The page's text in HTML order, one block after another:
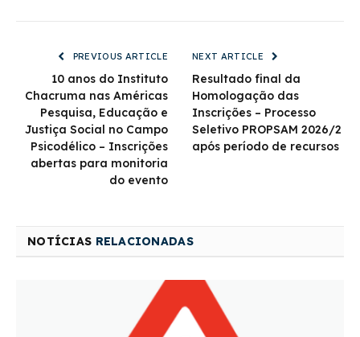
PREVIOUS ARTICLE
10 anos do Instituto
Chacruma nas Américas
Pesquisa, Educação e
Justiça Social no Campo
Psicodélico – Inscrições
abertas para monitoria
do evento
NEXT ARTICLE
Resultado final da
Homologação das
Inscrições – Processo
Seletivo PROPSAM 2026/2
após período de recursos
NOTÍCIAS RELACIONADAS